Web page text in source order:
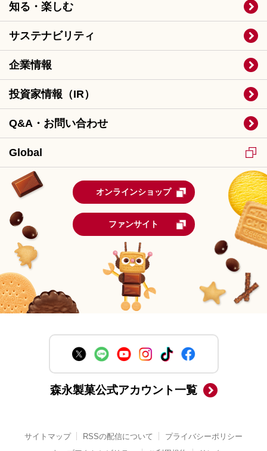
知る・楽しむ
サステナビリティ
企業情報
投資家情報（IR）
Q&A・お問い合わせ
Global
オンラインショップ
ファンサイト
森永製菓公式アカウント一覧
サイトマップ RSSの配信について
プライバシーポリシー